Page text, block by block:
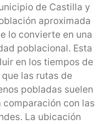
de Castilla y
aproximada
lo convierte en una
poblacional. Esta
en los tiempos de
las rutas de
pobladas suelen
comparación con las
La ubicación